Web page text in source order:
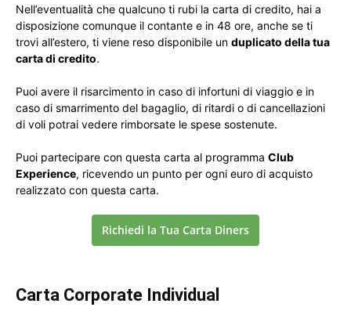
Nell’eventualità che qualcuno ti rubi la carta di credito, hai a
disposizione comunque il contante e in 48 ore, anche se ti
trovi all’estero, ti viene reso disponibile un duplicato della tua
carta di credito.
Puoi avere il risarcimento in caso di infortuni di viaggio e in
caso di smarrimento del bagaglio, di ritardi o di cancellazioni
di voli potrai vedere rimborsate le spese sostenute.
Puoi partecipare con questa carta al programma Club
Experience, ricevendo un punto per ogni euro di acquisto
realizzato con questa carta.
Richiedi la Tua Carta Diners
Carta Corporate Individual